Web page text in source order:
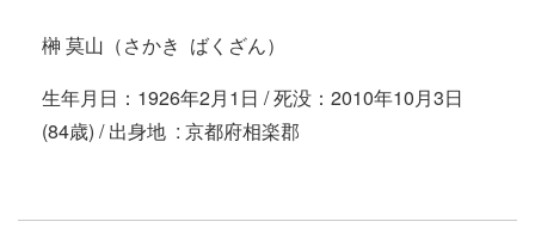
榊 莫山（さかき ばくざん）
生年月日：1926年2月1日 / 死没：2010年10月3日
(84歳) / 出身地 : 京都府相楽郡